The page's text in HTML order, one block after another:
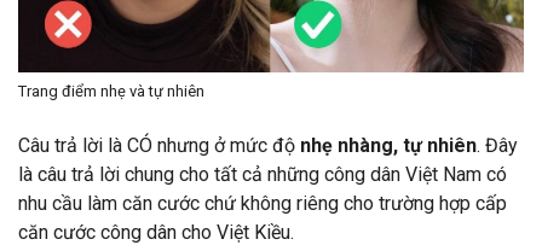
Trang điểm nhẹ và tự nhiên
Câu trả lời là CÓ nhưng ở mức độ nhẹ nhàng, tự nhiên. Đây
là câu trả lời chung cho tất cả những công dân Việt Nam có
nhu cầu làm căn cước chứ không riêng cho trường hợp cấp
căn cước công dân cho Việt Kiều.